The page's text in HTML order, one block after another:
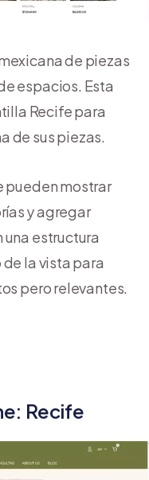
de piezas
espacios. Esta
Recife para
de sus piezas.
pueden mostrar
y agregar
estructura
la vista para
pero relevantes.
Recife